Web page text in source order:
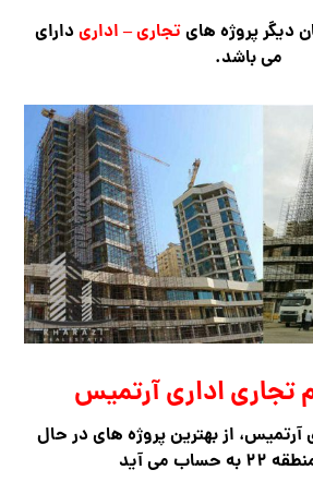
دیگر پروژه هایتجاری – اداری دارای
می باشد.
تجاری اداری آرتمیس
آرتمیس، از بهترین پروژه های در حال
می آید